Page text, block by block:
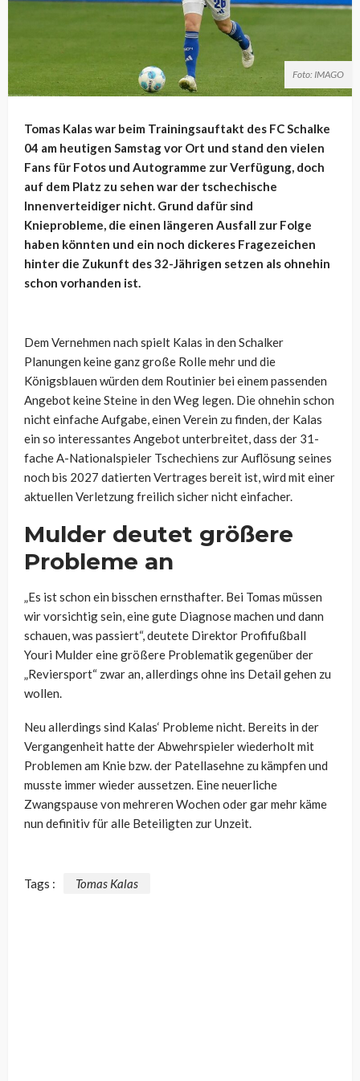
Foto: IMAGO
Tomas Kalas war beim Trainingsauftakt des FC Schalke
04 am heutigen Samstag vor Ort und stand den vielen
Fans für Fotos und Autogramme zur Verfügung, doch
auf dem Platz zu sehen war der tschechische
Innenverteidiger nicht. Grund dafür sind
Knieprobleme, die einen längeren Ausfall zur Folge
haben könnten und ein noch dickeres Fragezeichen
hinter die Zukunft des 32-Jährigen setzen als ohnehin
schon vorhanden ist.
Dem Vernehmen nach spielt Kalas in den Schalker
Planungen keine ganz große Rolle mehr und die
Königsblauen würden dem Routinier bei einem passenden
Angebot keine Steine in den Weg legen. Die ohnehin schon
nicht einfache Aufgabe, einen Verein zu finden, der Kalas
ein so interessantes Angebot unterbreitet, dass der 31-
fache A-Nationalspieler Tschechiens zur Auflösung seines
noch bis 2027 datierten Vertrages bereit ist, wird mit einer
aktuellen Verletzung freilich sicher nicht einfacher.
Mulder deutet größere
Probleme an
„Es ist schon ein bisschen ernsthafter. Bei Tomas müssen
wir vorsichtig sein, eine gute Diagnose machen und dann
schauen, was passiert“, deutete Direktor Profifußball
Youri Mulder eine größere Problematik gegenüber der
„Reviersport“ zwar an, allerdings ohne ins Detail gehen zu
wollen.
Neu allerdings sind Kalas‘ Probleme nicht. Bereits in der
Vergangenheit hatte der Abwehrspieler wiederholt mit
Problemen am Knie bzw. der Patellasehne zu kämpfen und
musste immer wieder aussetzen. Eine neuerliche
Zwangspause von mehreren Wochen oder gar mehr käme
nun definitiv für alle Beteiligten zur Unzeit.
Tags : Tomas Kalas